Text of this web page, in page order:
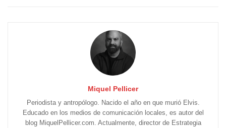
Miquel Pellicer
Periodista y antropólogo. Nacido el año en que murió Elvis.
Educado en los medios de comunicación locales, es autor del
blog MiquelPellicer.com. Actualmente, director de Estrategia